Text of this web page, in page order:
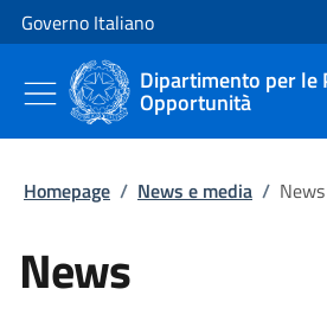
Vai al contenuto
Vai alla navigazione del sito
Governo Italiano
Dipartimento per le
Opportunità
Homepage / News e media / News
News